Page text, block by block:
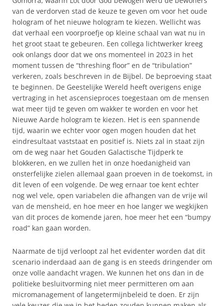
van de verdorven stad de keuze te geven om voor het oude
hologram of het nieuwe hologram te kiezen. Wellicht was
dat verhaal een voorproefje op kleine schaal van wat nu in
het groot staat te gebeuren. Een collega lichtwerker kreeg
ook onlangs door dat we ons momenteel in 2023 in het
moment tussen de “threshing floor” en de “tribulation”
verkeren, zoals beschreven in de Bijbel. De beproeving staat
te beginnen. De Geestelijke Wereld heeft overigens enige
vertraging in het ascensieproces toegestaan om de mensen
wat meer tijd te geven om wakker te worden en voor het
Nieuwe Aarde hologram te kiezen. Het is een spannende
tijd, waarin we echter voor ogen mogen houden dat het
eindresultaat vaststaat en positief is. Niets zal in staat zijn
om de weg naar het Gouden Galactische Tijdperk te
blokkeren, en we zullen het in onze hoedanigheid van
onsterfelijke zielen allemaal gaan proeven in de toekomst, in
dit leven of een volgende. De weg ernaar toe kent echter
nog wel vele, open variabelen die afhangen van de vrije wil
van de mensheid, en hoe meer en hoe langer we wegkijken
van dit proces de komende jaren, hoe meer het een “bumpy
road” kan gaan worden.
Naarmate de tijd verloopt zal het evidenter worden dat dit
scenario inderdaad aan de gang is en steeds dringender om
onze volle aandacht vragen. We kunnen het ons dan in de
politieke besluitvorming niet meer permitteren om aan
micromanagement of langetermijnbeleid te doen. Er zijn